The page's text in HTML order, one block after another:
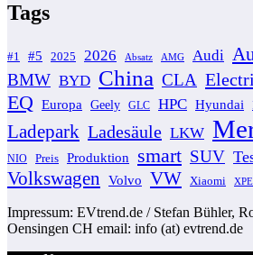
Tags
#1 #5 2025 2026 Absatz AMG Audi
BMW BYD China CLA
EQ Europa Geely GLC HPC Hyundai
Ladepark Ladesäule LKW
NIO Preis Produktion smart SUV
Volkswagen Volvo VW Xiaomi
Impressum: EVtrend.de / Stefan Bühler,
Oensingen CH email: info (at) evtrend.de